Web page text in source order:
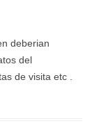
deberian
del
de visita etc .